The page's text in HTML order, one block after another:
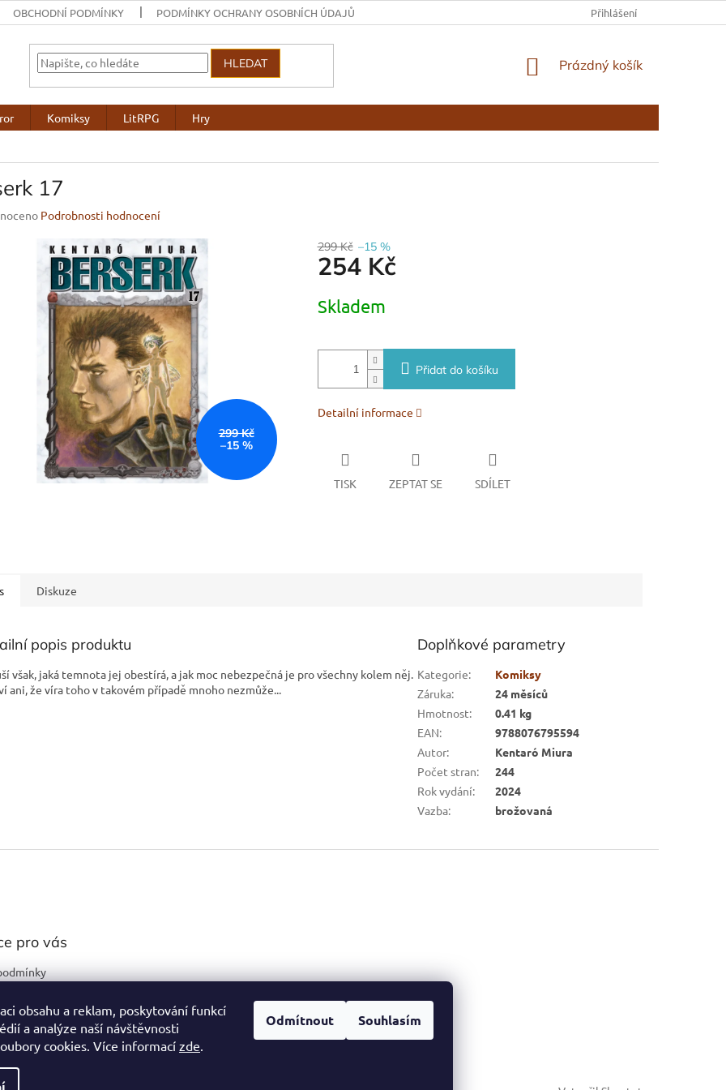
obsahu a reklam, poskytování funkcí
a analýze naší návštěvnosti
cookies. Více informací zde.
Odmítnout Souhlasím
OBCHODNÍ PODMÍNKY PODMÍNKY OCHRANY OSOBNÍCH ÚDAJŮ Přihlášení
HLEDAT
NÁKUPNÍ
Prázdný košík
Komiksy LitRPG
Hry
17
Podrobnosti hodnocení
299 Kč
–15 %
299 Kč –15 %
254 Kč
cena:
Skladem
Přidat do košíku
Detailní informace
TISK ZEPTAT SE SDÍLET
Diskuze
popis produktu
však, jaká temnota jej obestírá, a jak moc nebezpečná je pro všechny kolem něj.
ani, že víra toho v takovém případě mnoho nezmůže...
Doplňkové parametry
Kategorie:
Komiksy
Záruka:
24 měsíců
Hmotnost:
0.41 kg
EAN:
9788076795594
Autor:
Kentaró Miura
Počet stran:
244
Rok vydání:
2024
Vazba: brožovaná
pro vás